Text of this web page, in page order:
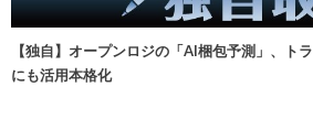
【独自】オープンロジの「AI梱包予測」、ト
にも活用本格化